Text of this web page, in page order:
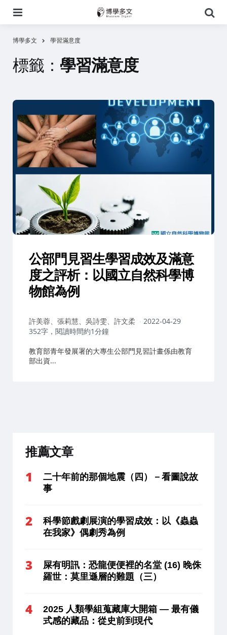
尋
博學多文 學習滿意度
標籤： 學習滿意度
公部門見習生學習成效及滿意
度之評析：以國立自然科學博
物館為例
作
者：
許美蓉、張莉慧、吳詩雯、許文柔
2022-04-29
352字，閱讀時間約1分鐘
教育部青年發展署的大專生公部門見習計畫係由教育
部出資...
推薦文章
二十年前的那個地震（四）－看圖說故
事
科學節戲劇展演的學習成效：以《蟲蟲
在我家》偶劇秀為例
屎有明訊：恐龍便便裡的名堂 (16) 晚侏
羅世：莫里遜層的難題（三）
2025 人類學組蒐藏庫大開箱 — 最有儀
式感的藏品：從史前到現代